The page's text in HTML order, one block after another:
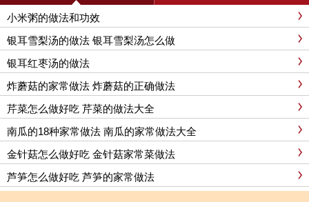
小米粥的做法和功效
银耳雪梨汤的做法 银耳雪梨汤怎么做
银耳红枣汤的做法
炸蘑菇的家常做法 炸蘑菇的正确做法
芹菜怎么做好吃 芹菜的做法大全
南瓜的18种家常做法 南瓜的家常做法大全
金针菇怎么做好吃 金针菇家常菜做法
芦笋怎么做好吃 芦笋的家常做法